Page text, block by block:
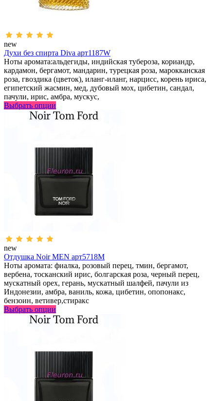
new
Духи без спирта Diva арт1187W
Ноты аромата:альдегиды, индийская тубероза, кориандр,
кардамон, бергамот, мандарин, турецкая роза, марокканская
роза, гвоздика (цветок), иланг-иланг, нарцисс, корень ириса,
египетский жасмин, мед, дубовый мох, цибетин, сандал,
пачули, ирис, амбра, мускус,
Выбрать опции
new
Отдушка Noir MEN арт5718M
Ноты аромата: фиалка, розовый перец, тмин, бергамот,
вербена, тосканский ирис, болгарская роза, черный перец,
мускатный орех, герань, мускатный шалфей, пачули из
Индонезии, амбра, ваниль, кожа, цибетин, опопонакс,
бензоин, ветивер,стиракс
Выбрать опции